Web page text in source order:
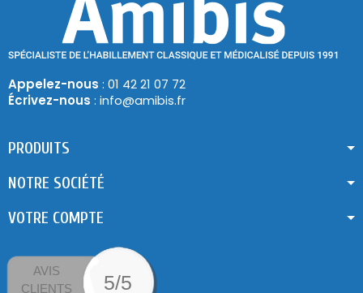
Appelez-nous : 01 42 21 07 72
Écrivez-nous : info@amibis.fr
PRODUITS
NOTRE SOCIÉTÉ
VOTRE COMPTE
AVIS
CLIENTS
5/5